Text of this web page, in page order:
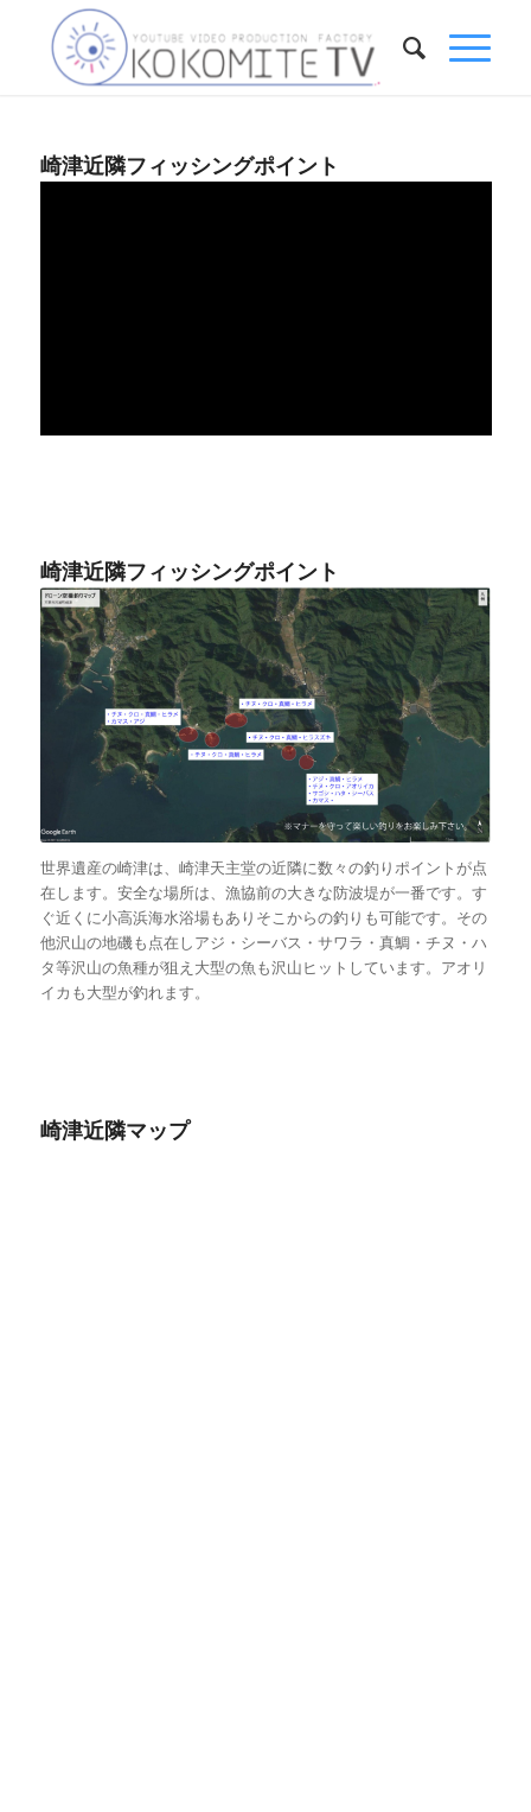
崎津近隣フィッシングポイント
崎津近隣フィッシングポイント
世界遺産の崎津は、崎津天主堂の近隣に数々の釣りポイントが点
在します。安全な場所は、漁協前の大きな防波堤が一番です。す
ぐ近くに小高浜海水浴場もありそこからの釣りも可能です。その
他沢山の地磯も点在しアジ・シーバス・サワラ・真鯛・チヌ・ハ
タ等沢山の魚種が狙え大型の魚も沢山ヒットしています。アオリ
イカも大型が釣れます。
崎津近隣マップ